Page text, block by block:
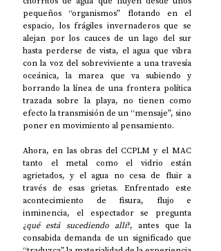
pequeños “organismos” flotando en el
espacio, los frágiles invernaderos que se
alejan por los cauces de un lago del sur
hasta perderse de vista, el agua que vibra
con la voz del sobreviviente a una travesía
oceánica, la marea que va subiendo y
borrando la línea de una frontera política
trazada sobre la playa, no tienen como
efecto la transmisión de un “mensaje”, sino
poner en movimiento al pensamiento.
Ahora, en las obras del CCPLM y el MAC
tanto el metal como el vidrio están
agrietados, y el agua no cesa de fluir a
través de esas grietas. Enfrentado este
acontecimiento de fisura, flujo e
inminencia, el espectador se pregunta
¿qué está sucediendo allí?, antes que la
consabida demanda de un significado que